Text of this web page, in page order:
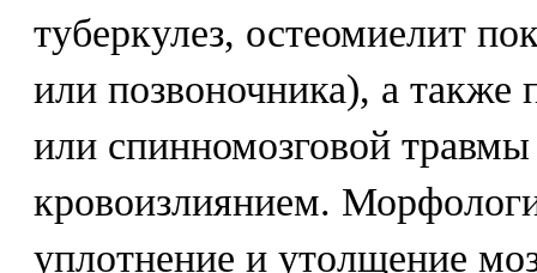
туберкулез, остеомиелит
или позвоночника), а также
или спинномозговой
кровоизлиянием.
уплотнение и утолщение